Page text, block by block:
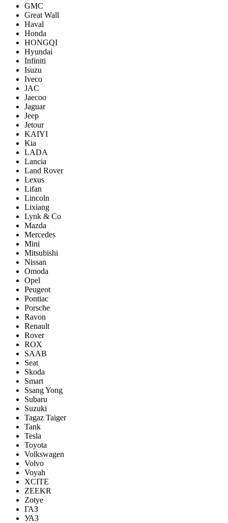
GMC
Great Wall
Haval
Honda
HONGQI
Hyundai
Infiniti
Isuzu
Iveco
JAC
Jaecoo
Jaguar
Jeep
Jetour
KAIYI
Kia
LADA
Lancia
Land Rover
Lexus
Lifan
Lincoln
Lixiang
Lynk & Co
Mazda
Mercedes
Mini
Mitsubishi
Nissan
Omoda
Opel
Peugeot
Pontiac
Porsсhe
Ravon
Renault
Rover
ROX
SAAB
Seat
Skoda
Smart
Ssang Yong
Subaru
Suzuki
Tagaz Taiger
Tank
Tesla
Toyota
Volkswagen
Volvo
Voyah
XCITE
ZEEKR
Zotye
ГАЗ
УАЗ